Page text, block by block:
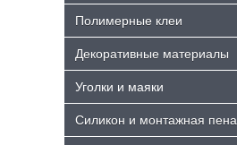
Полимерные клеи
Декоративные материалы
Уголки и маяки
Силикон и монтажная пена